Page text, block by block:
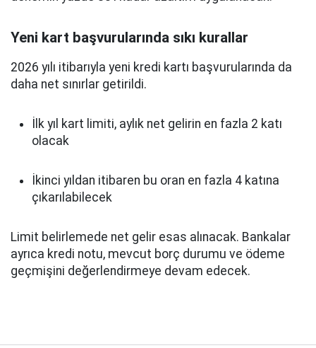
Yeni kart başvurularında sıkı kurallar
2026 yılı itibarıyla yeni kredi kartı başvurularında da
daha net sınırlar getirildi.
İlk yıl kart limiti, aylık net gelirin en fazla 2 katı
olacak
İkinci yıldan itibaren bu oran en fazla 4 katına
çıkarılabilecek
Limit belirlemede net gelir esas alınacak. Bankalar
ayrıca kredi notu, mevcut borç durumu ve ödeme
geçmişini değerlendirmeye devam edecek.